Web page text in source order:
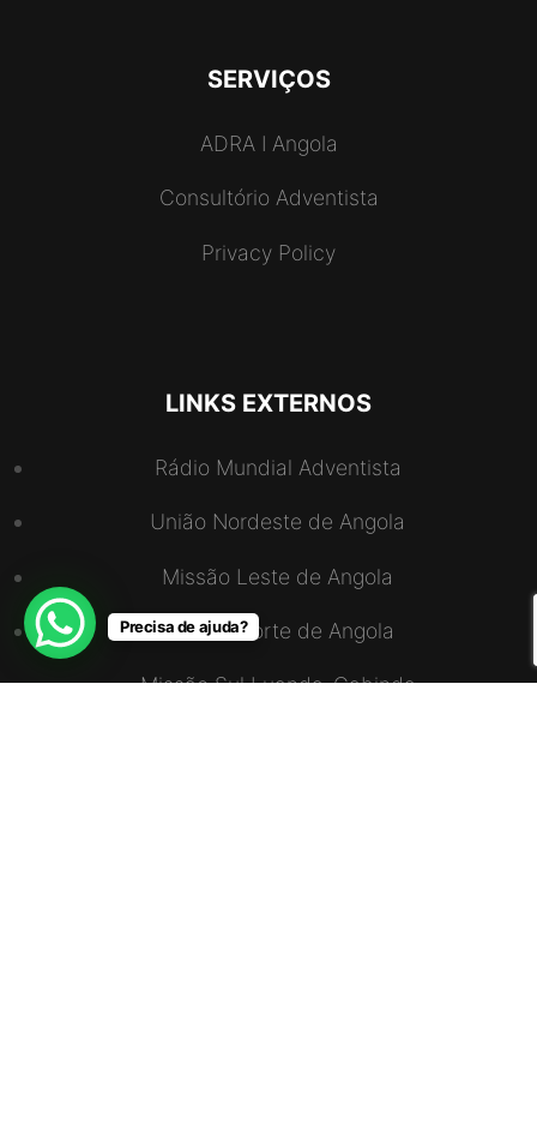
SERVIÇOS
ADRA I Angola
Consultório Adventista
Privacy Policy
LINKS EXTERNOS
Rádio Mundial Adventista
União Nordeste de Angola
Missão Leste de Angola
Missão Norte de Angola
Missão Sul Luanda-Cabinda
Precisa de ajuda?